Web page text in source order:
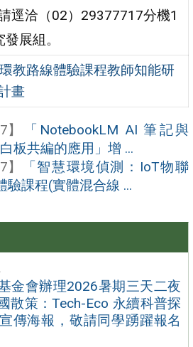
金會辦理2026暑期三天二夜
散策：Tech-Eco 永續科普探
傳海報，敬請同學踴躍報名
逕洽（02）29377717分機1
展組。
教路線體驗課程教師知能研
畫
「NotebookLM AI 筆記與
板共編的應用」增 ...
「智慧環境偵測：IoT物聯
課程(實體混合線 ...